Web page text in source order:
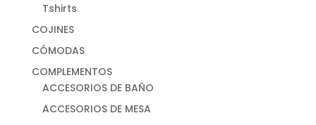
Tshirts
COJINES
CÓMODAS
COMPLEMENTOS
ACCESORIOS DE BAÑO
ACCESORIOS DE MESA